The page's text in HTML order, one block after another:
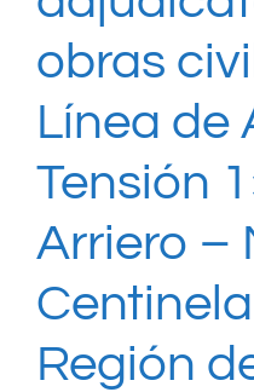
obras
Línea de
Tensión
Arriero –
Región